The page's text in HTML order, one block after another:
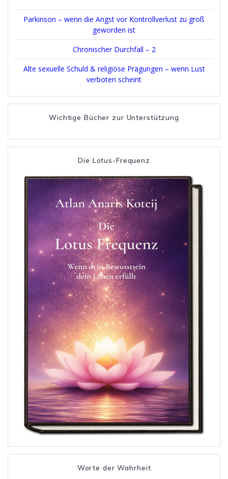
Parkinson – wenn die Angst vor Kontrollverlust zu groß
geworden ist
Chronischer Durchfall – 2
Alte sexuelle Schuld & religiöse Prägungen – wenn Lust
verboten scheint
Wichtige Bücher zur Unterstützung
Die Lotus-Frequenz
Worte der Wahrheit